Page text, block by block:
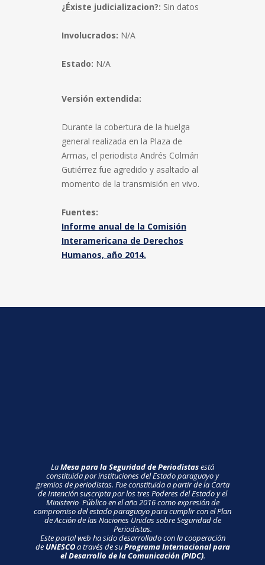
¿Éxiste judicializacion?: Sin datos
Involucrados: N/A
Estado: N/A
Versión extendida:
Durante la cobertura de la huelga
general realizada en la Plaza de
Armas, el periodista Andrés Colmán
Gutiérrez fue agredido y asaltado al
momento de la transmisión en vivo.
Fuentes:
Informe anual de la Comisión
Interamericana de Derechos
Humanos, año 2014.
LaMesa para la Seguridad de Periodistasestá
constituida por instituciones del Estado paraguayo y
gremios de periodistas. Fue constituida a partir de la Carta
de Intención suscripta por los tres Poderes del Estado y el
Ministerio Público en el año 2016 como expresión de
compromiso del estado paraguayo para cumplir con el Plan
de Acción de las Naciones Unidas sobre Seguridad de
Periodistas.
Este portal web ha sido desarrollado con la cooperación
de UNESCOa través de suPrograma Internacional para
el Desarrollo de la Comunicación (PIDC).